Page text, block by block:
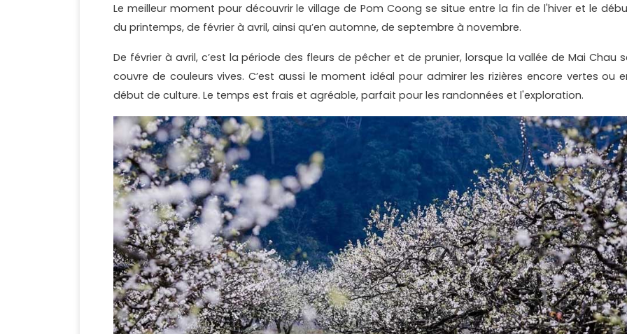
Le meilleur moment pour découvrir le village de Pom Coong se situe entre la fin de l'hiver et le
du printemps, de février à avril, ainsi qu’en automne, de septembre à novembre.
De février à avril, c’est la période des fleurs de pêcher et de prunier, lorsque la vallée de Mai Chau
couvre de couleurs vives. C’est aussi le moment idéal pour admirer les rizières encore vertes ou
début de culture. Le temps est frais et agréable, parfait pour les randonnées et l'exploration.